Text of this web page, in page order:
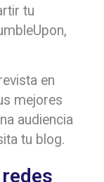
tu
en
mejores
audiencia
tu blog.